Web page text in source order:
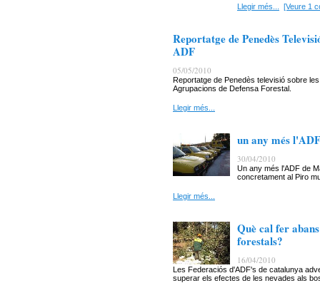
Llegir més... [Veure 1
Reportatge de Penedès
ADF
05/05/2010
Reportatge de Penedès televisió sobre
Agrupacions de Defensa Forestal.
Llegir més...
un any més
30/04/2010
Un any més l'ADF de
concretament al Piro
Llegir més...
Què cal fer
forestals?
16/04/2010
Les Federaciós d'ADF's de catalunya
superar els efectes de les nevades als